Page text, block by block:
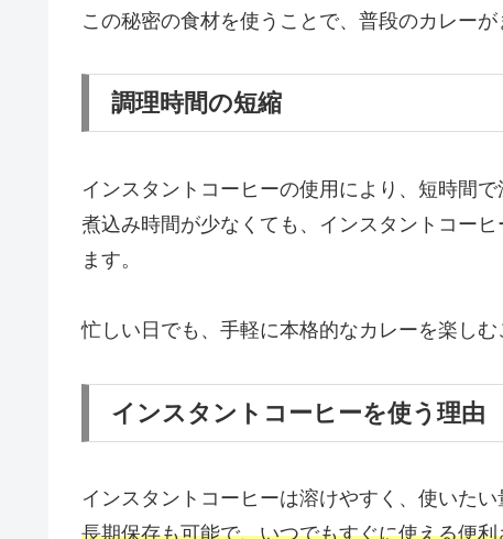
この秘密の食材を使うことで、普段のカレー
調理時間の短縮
インスタントコーヒーの使用により、短時間
煮込み時間が少なくても、インスタントコー
ます。
忙しい日でも、手軽に本格的なカレーを楽しむ
インスタントコーヒーを使う理由
インスタントコーヒーは溶けやすく、使いた
長期保存も可能で、いつでもすぐに使える便